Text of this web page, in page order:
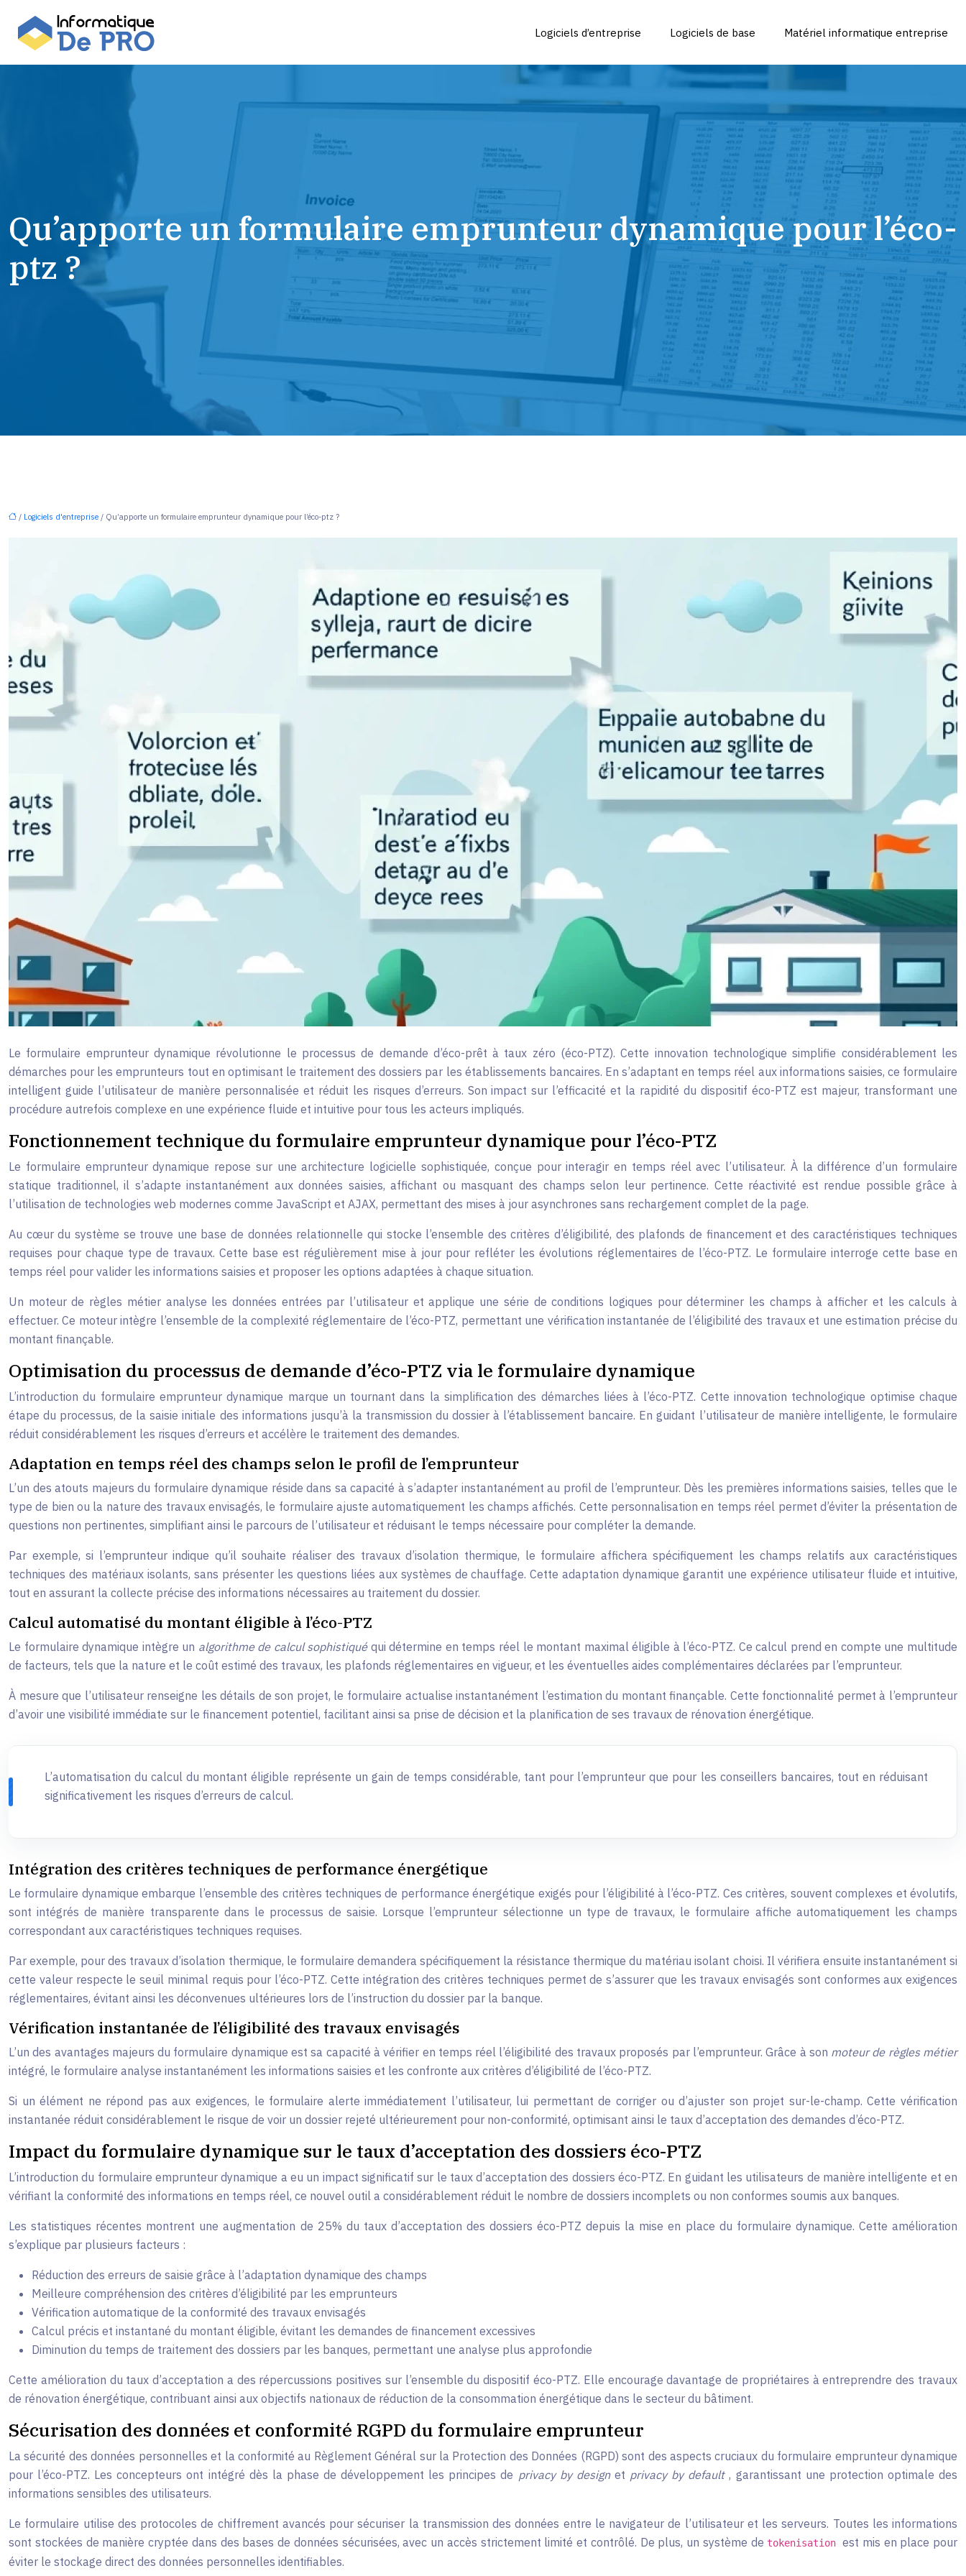
Logiciels d’entreprise Logiciels de base Matériel informatique entreprise
Qu’apporte un formulaire emprunteur dynamique pour l’éco-
ptz ?
/ Logiciels d'entreprise / Qu’apporte un formulaire emprunteur dynamique pour l’éco-ptz ?
Le formulaire emprunteur dynamique révolutionne le processus de demande d’éco-prêt à taux zéro (éco-PTZ). Cette innovation technologique simplifie considérablement les
démarches pour les emprunteurs tout en optimisant le traitement des dossiers par les établissements bancaires. En s’adaptant en temps réel aux informations saisies, ce formulaire
intelligent guide l’utilisateur de manière personnalisée et réduit les risques d’erreurs. Son impact sur l’efficacité et la rapidité du dispositif éco-PTZ est majeur, transformant une
procédure autrefois complexe en une expérience fluide et intuitive pour tous les acteurs impliqués.
Fonctionnement technique du formulaire emprunteur dynamique pour l’éco-PTZ
Le formulaire emprunteur dynamique repose sur une architecture logicielle sophistiquée, conçue pour interagir en temps réel avec l’utilisateur. À la différence d’un formulaire
statique traditionnel, il s’adapte instantanément aux données saisies, affichant ou masquant des champs selon leur pertinence. Cette réactivité est rendue possible grâce à
l’utilisation de technologies web modernes comme JavaScript et AJAX, permettant des mises à jour asynchrones sans rechargement complet de la page.
Au cœur du système se trouve une base de données relationnelle qui stocke l’ensemble des critères d’éligibilité, des plafonds de financement et des caractéristiques techniques
requises pour chaque type de travaux. Cette base est régulièrement mise à jour pour refléter les évolutions réglementaires de l’éco-PTZ. Le formulaire interroge cette base en
temps réel pour valider les informations saisies et proposer les options adaptées à chaque situation.
Un moteur de règles métier analyse les données entrées par l’utilisateur et applique une série de conditions logiques pour déterminer les champs à afficher et les calculs à
effectuer. Ce moteur intègre l’ensemble de la complexité réglementaire de l’éco-PTZ, permettant une vérification instantanée de l’éligibilité des travaux et une estimation précise du
montant finançable.
Optimisation du processus de demande d’éco-PTZ via le formulaire dynamique
L’introduction du formulaire emprunteur dynamique marque un tournant dans la simplification des démarches liées à l’éco-PTZ. Cette innovation technologique optimise chaque
étape du processus, de la saisie initiale des informations jusqu’à la transmission du dossier à l’établissement bancaire. En guidant l’utilisateur de manière intelligente, le formulaire
réduit considérablement les risques d’erreurs et accélère le traitement des demandes.
Adaptation en temps réel des champs selon le profil de l’emprunteur
L’un des atouts majeurs du formulaire dynamique réside dans sa capacité à s’adapter instantanément au profil de l’emprunteur. Dès les premières informations saisies, telles que le
type de bien ou la nature des travaux envisagés, le formulaire ajuste automatiquement les champs affichés. Cette personnalisation en temps réel permet d’éviter la présentation de
questions non pertinentes, simplifiant ainsi le parcours de l’utilisateur et réduisant le temps nécessaire pour compléter la demande.
Par exemple, si l’emprunteur indique qu’il souhaite réaliser des travaux d’isolation thermique, le formulaire affichera spécifiquement les champs relatifs aux caractéristiques
techniques des matériaux isolants, sans présenter les questions liées aux systèmes de chauffage. Cette adaptation dynamique garantit une expérience utilisateur fluide et intuitive,
tout en assurant la collecte précise des informations nécessaires au traitement du dossier.
Calcul automatisé du montant éligible à l’éco-PTZ
Le formulaire dynamique intègre un algorithme de calcul sophistiqué qui détermine en temps réel le montant maximal éligible à l’éco-PTZ. Ce calcul prend en compte une multitude
de facteurs, tels que la nature et le coût estimé des travaux, les plafonds réglementaires en vigueur, et les éventuelles aides complémentaires déclarées par l’emprunteur.
À mesure que l’utilisateur renseigne les détails de son projet, le formulaire actualise instantanément l’estimation du montant finançable. Cette fonctionnalité permet à l’emprunteur
d’avoir une visibilité immédiate sur le financement potentiel, facilitant ainsi sa prise de décision et la planification de ses travaux de rénovation énergétique.
L’automatisation du calcul du montant éligible représente un gain de temps considérable, tant pour l’emprunteur que pour les conseillers bancaires, tout en réduisant
significativement les risques d’erreurs de calcul.
Intégration des critères techniques de performance énergétique
Le formulaire dynamique embarque l’ensemble des critères techniques de performance énergétique exigés pour l’éligibilité à l’éco-PTZ. Ces critères, souvent complexes et évolutifs,
sont intégrés de manière transparente dans le processus de saisie. Lorsque l’emprunteur sélectionne un type de travaux, le formulaire affiche automatiquement les champs
correspondant aux caractéristiques techniques requises.
Par exemple, pour des travaux d’isolation thermique, le formulaire demandera spécifiquement la résistance thermique du matériau isolant choisi. Il vérifiera ensuite instantanément si
cette valeur respecte le seuil minimal requis pour l’éco-PTZ. Cette intégration des critères techniques permet de s’assurer que les travaux envisagés sont conformes aux exigences
réglementaires, évitant ainsi les déconvenues ultérieures lors de l’instruction du dossier par la banque.
Vérification instantanée de l’éligibilité des travaux envisagés
L’un des avantages majeurs du formulaire dynamique est sa capacité à vérifier en temps réel l’éligibilité des travaux proposés par l’emprunteur. Grâce à son moteur de règles métier
intégré, le formulaire analyse instantanément les informations saisies et les confronte aux critères d’éligibilité de l’éco-PTZ.
Si un élément ne répond pas aux exigences, le formulaire alerte immédiatement l’utilisateur, lui permettant de corriger ou d’ajuster son projet sur-le-champ. Cette vérification
instantanée réduit considérablement le risque de voir un dossier rejeté ultérieurement pour non-conformité, optimisant ainsi le taux d’acceptation des demandes d’éco-PTZ.
Impact du formulaire dynamique sur le taux d’acceptation des dossiers éco-PTZ
L’introduction du formulaire emprunteur dynamique a eu un impact significatif sur le taux d’acceptation des dossiers éco-PTZ. En guidant les utilisateurs de manière intelligente et en
vérifiant la conformité des informations en temps réel, ce nouvel outil a considérablement réduit le nombre de dossiers incomplets ou non conformes soumis aux banques.
Les statistiques récentes montrent une augmentation de 25% du taux d’acceptation des dossiers éco-PTZ depuis la mise en place du formulaire dynamique. Cette amélioration
s’explique par plusieurs facteurs :
Réduction des erreurs de saisie grâce à l’adaptation dynamique des champs
Meilleure compréhension des critères d’éligibilité par les emprunteurs
Vérification automatique de la conformité des travaux envisagés
Calcul précis et instantané du montant éligible, évitant les demandes de financement excessives
Diminution du temps de traitement des dossiers par les banques, permettant une analyse plus approfondie
Cette amélioration du taux d’acceptation a des répercussions positives sur l’ensemble du dispositif éco-PTZ. Elle encourage davantage de propriétaires à entreprendre des travaux
de rénovation énergétique, contribuant ainsi aux objectifs nationaux de réduction de la consommation énergétique dans le secteur du bâtiment.
Sécurisation des données et conformité RGPD du formulaire emprunteur
La sécurité des données personnelles et la conformité au Règlement Général sur la Protection des Données (RGPD) sont des aspects cruciaux du formulaire emprunteur dynamique
pour l’éco-PTZ. Les concepteurs ont intégré dès la phase de développement les principes de privacy by design et privacy by default, garantissant une protection optimale des
informations sensibles des utilisateurs.
Le formulaire utilise des protocoles de chiffrement avancés pour sécuriser la transmission des données entre le navigateur de l’utilisateur et les serveurs. Toutes les informations
sont stockées de manière cryptée dans des bases de données sécurisées, avec un accès strictement limité et contrôlé. De plus, un système de tokenisation est mis en place pour
éviter le stockage direct des données personnelles identifiables.